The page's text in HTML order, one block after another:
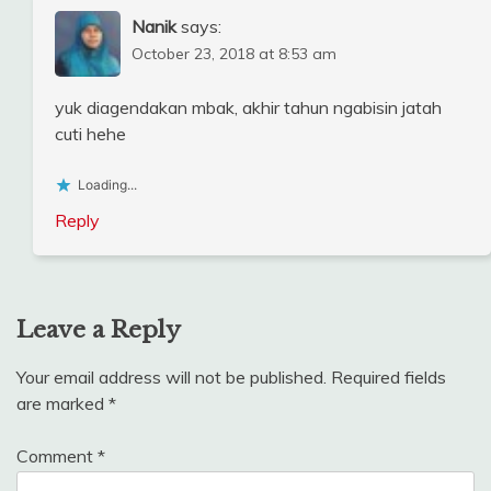
Nanik says:
October 23, 2018 at 8:53 am
yuk diagendakan mbak, akhir tahun ngabisin jatah
cuti hehe
Loading...
Reply
Leave a Reply
Your email address will not be published. Required fields
are marked *
Comment *